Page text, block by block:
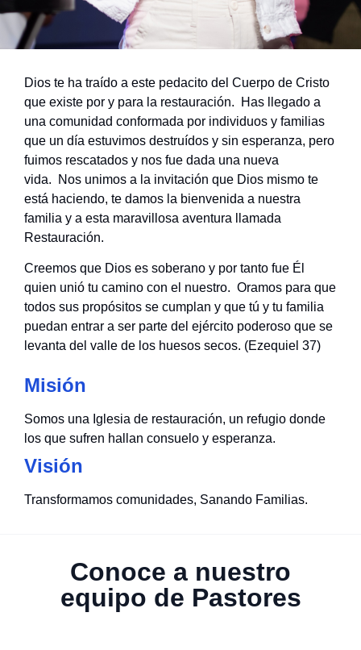
Dios te ha traído a este pedacito del Cuerpo de Cristo
que existe por y para la restauración. Has llegado a
una comunidad conformada por individuos y familias
que un día estuvimos destruídos y sin esperanza, pero
fuimos rescatados y nos fue dada una nueva
vida. Nos unimos a la invitación que Dios mismo te
está haciendo, te damos la bienvenida a nuestra
familia y a esta maravillosa aventura llamada
Restauración.
Creemos que Dios es soberano y por tanto fue Él
quien unió tu camino con el nuestro. Oramos para que
todos sus propósitos se cumplan y que tú y tu familia
puedan entrar a ser parte del ejército poderoso que se
levanta del valle de los huesos secos. (Ezequiel 37)
Misión
Somos una Iglesia de restauración, un refugio donde
los que sufren hallan consuelo y esperanza.
Visión
Transformamos comunidades, Sanando Familias.
Conoce a nuestro
equipo de Pastores